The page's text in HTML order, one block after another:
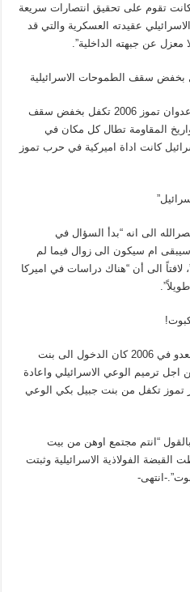
تقوم على تحقيق انتصارات سريعة
عقيدته العسكرية والتي قد
عن جبهته الداخلية”.
واذ لفت السيد الى ان الانتصار في عدوان تموز 2006 تكفل بخفض سقف
المقاومة تطال كل مكان في
كانت اداة اميركية في حرب تموز
الى انه “بدأ السؤال في
سيبقى ام سيكون الى زوال فيما لم
الى أن “هناك دراسات في اميركا
وسأل السيد نصرالله “لماذا اصرار العدو في 2006 كان الدخول الى بنت
اجل ترميم الوعي الاسرائيلي واعادة
تموز تكفل من بنت جبيل بكي الوعي
“انتم مجتمع اوهن من بيت
الفولاذية الاسرائيلية وثبتت
انتهى-